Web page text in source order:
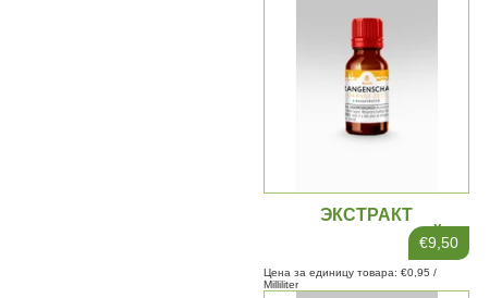
ЭКСТРАКТ
АПЕЛЬСИНОВОЙ
КОРКИ 10МЛ
€9,50
Цена за единицу товара: €0,95 /
Milliliter